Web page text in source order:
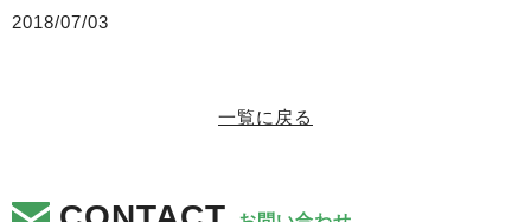
2018/07/03
一覧に戻る